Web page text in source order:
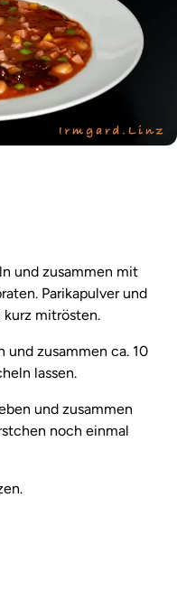
und zusammen mit
Parikapulver und
kurz mitrösten.
und zusammen ca. 10
lassen.
und zusammen
noch einmal